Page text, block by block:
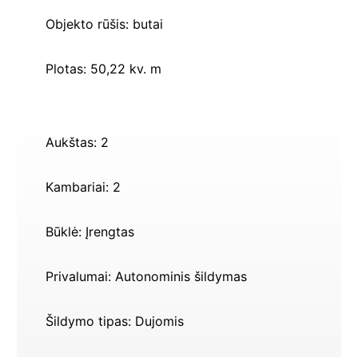
Objekto rūšis: butai
Plotas: 50,22 kv. m
Aukštas: 2
Kambariai: 2
Būklė: Įrengtas
Privalumai: Autonominis šildymas
Šildymo tipas: Dujomis